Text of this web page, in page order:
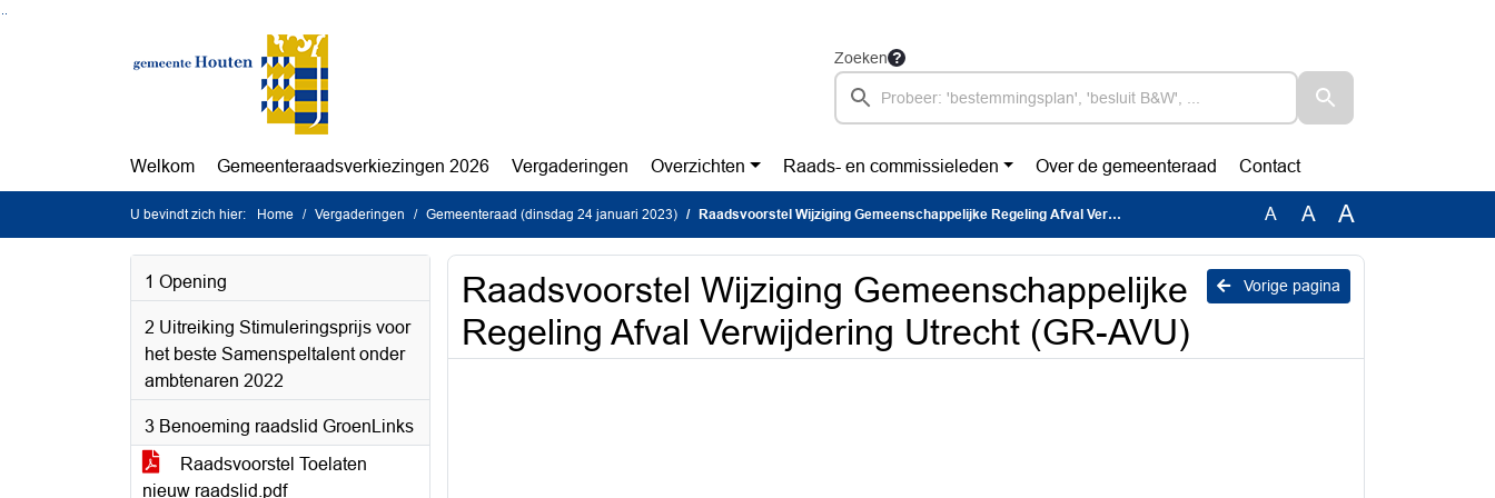
Zoeken
Welkom Gemeenteraadsverkiezingen 2026 Vergaderingen Overzichten Raads- en commissieleden Over de gemeenteraad Contact
U bevindt zich hier: Home Vergaderingen Gemeenteraad (dinsdag 24 januari 2023) Raadsvoorstel Wijziging Gemeenschappelijke Regeling Afval Verwijdering Utrecht (GR-AVU) A A A
1 Opening
2 Uitreiking Stimuleringsprijs voor
het beste Samenspeltalent onder
ambtenaren 2022
3 Benoeming raadslid GroenLinks
Raadsvoorstel Toelaten
nieuw raadslid.pdf
Vorige pagina
Raadsvoorstel Wijziging Gemeenschappelijke
Regeling Afval Verwijdering Utrecht (GR-AVU)